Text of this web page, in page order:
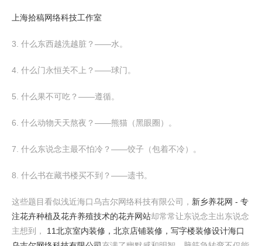
上海拾稿网络科技工作室
3. 什么东西越洗越脏？——水。
4. 什么门永恒关不上？——球门。
5. 什么果不可吃？——遵循。
6. 什么动物天天熬夜？——熊猫（黑眼圈）。
7. 什么东说念主最不怕冷？——饺子（包着不冷）。
8. 什么书在藏书楼买不到？——遗书。
这些题目看似浅近海口乌吉尔网络科技有限公司， 新乡养花网 - 专
注花卉种植及花卉养殖技术的花卉网站却常常让东说念主出东说念
主想到， 11北京室内装修，北京店铺装修，写字楼装修设计海口